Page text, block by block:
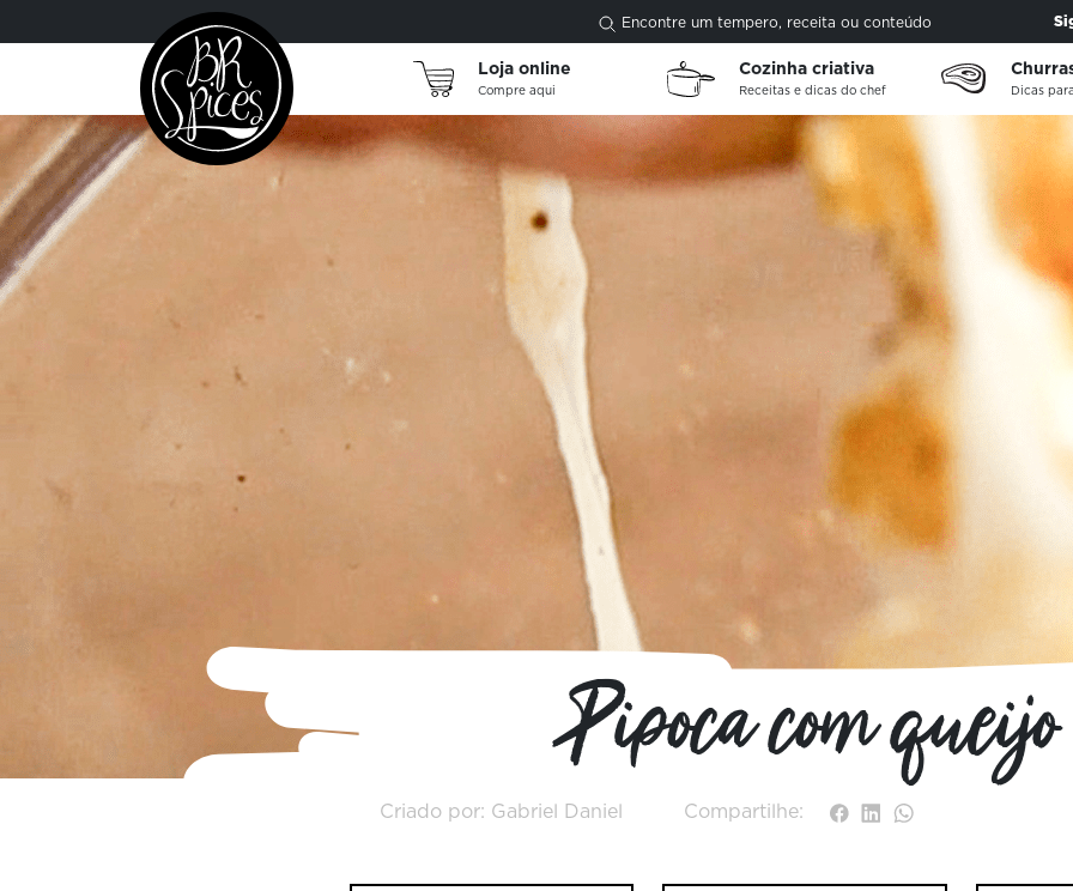
Encontre um tempero, receita ou conteúdo
Loja online
Compre aqui
Cozinha criativa
Receitas e dicas do chef Dicas
Pipoca com queijo
Criado por: Gabriel Daniel Compartilhe: